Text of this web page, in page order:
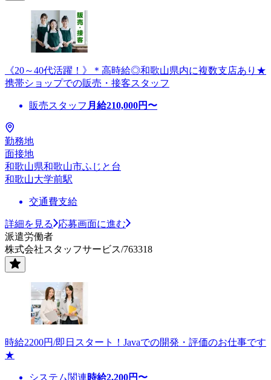
《20～40代活躍！》＊高時給◎和歌山県内に複数支店あり★
携帯ショップでの販売・接客スタッフ
販売スタッフ 月給210,000円〜
勤務地
面接地
和歌山県和歌山市ふじと台
和歌山大学前駅
交通費支給
詳細を見る
応募画面に進む
派遣労働者
株式会社スタッフサービス/763318
時給2200円/即日スタート！Javaでの開発・評価のお仕事です
★
システム関連時給2,200円〜